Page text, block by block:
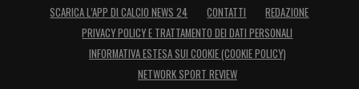
SCARICA L’APP DI CALCIO NEWS 24 CONTATTI
REDAZIONE
PRIVACY POLICY E TRATTAMENTO DEI DATI PERSONALI
INFORMATIVA ESTESA SUI COOKIE (COOKIE POLICY)
NETWORK SPORT REVIEW